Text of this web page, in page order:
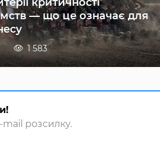
— що це означає для
1 583
mail розсилку.